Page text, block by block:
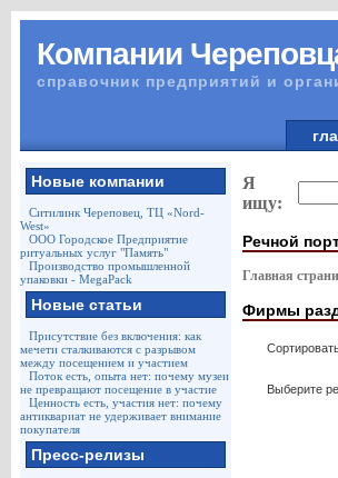
Компании
справочник предприятий и
Новые компании
Ситилинк Череповец, ТЦ «Nord-
West»
ООО Городское Предприятие
ритуальных услуг "Память"
Производство промышленной
упаковки - MegaPack
Новые статьи
Присутствие без включения: как
мечети сталкиваются с разрывом
между посещением и участием
Поток есть, опыта нет: почему музеи
не превращают посещение в участие
Ценность есть, участия нет: почему
антиквариат не удерживает внимание
покупателя
Пресс-релизы
Я
ищу:
Речной
Главная
Фирмы
Выберите